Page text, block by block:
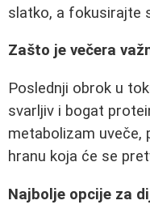
slatko, a fokusirajte
Zašto je večera
Poslednji obrok u
svarljiv i bogat
metabolizam uveče,
hranu koja će se
Najbolje opcije za